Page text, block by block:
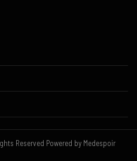
Reserved Powered by Medespoir